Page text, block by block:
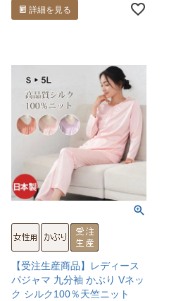
詳細を見る
【受注生産商品】レディース
パジャマ 九分袖 かぶり Vネッ
ク シルク100％天竺ニット